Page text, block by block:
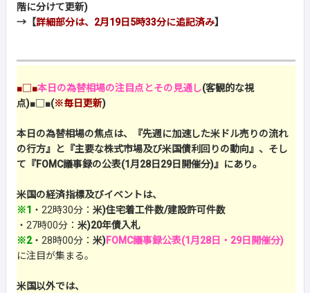
階に分けて更新)
→【詳細部分は、2月19日5時33分に追記済み】
■□■本日の為替相場の注目点とその見通し(客観的な視
点)■□■(※毎日更新)
本日の為替相場の焦点は、『先週に加速した米ドル売りの流れ
の行方』と『主要な株式市場及び米国債利回りの動向』、そし
て『FOMC議事録の公表(1月28日29日開催分)』にあり。
米国の経済指標及びイベントは、
※1 ・22時30分： 米)住宅着工件数/建設許可件数
・27時00分： 米)20年債入札
※2・28時00分： 米)FOMC議事録公表(1月28日・29日開催分)
に注目が集まる。
米国以外では、